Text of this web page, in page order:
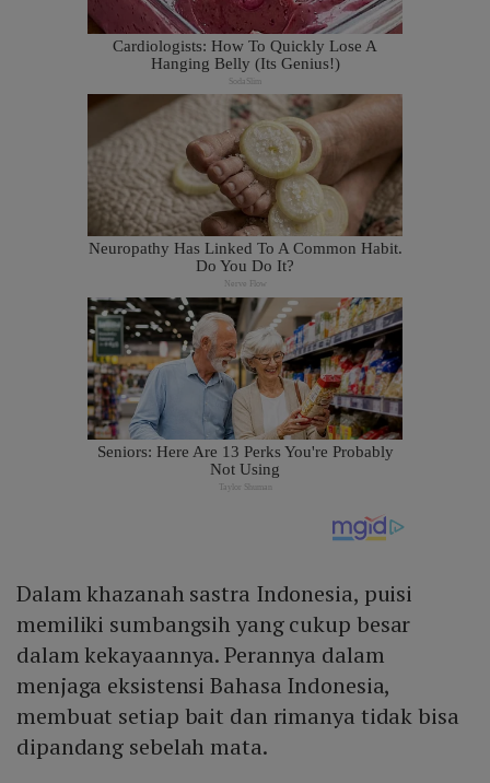
Dalam khazanah sastra Indonesia, puisi
memiliki sumbangsih yang cukup besar
dalam kekayaannya. Perannya dalam
menjaga eksistensi Bahasa Indonesia,
membuat setiap bait dan rimanya tidak bisa
dipandang sebelah mata.